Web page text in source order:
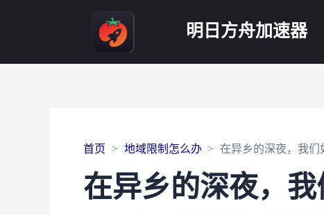
明日方舟加速器
首页 地域限制怎么办 在异乡的深夜，我们
在异乡的深夜，